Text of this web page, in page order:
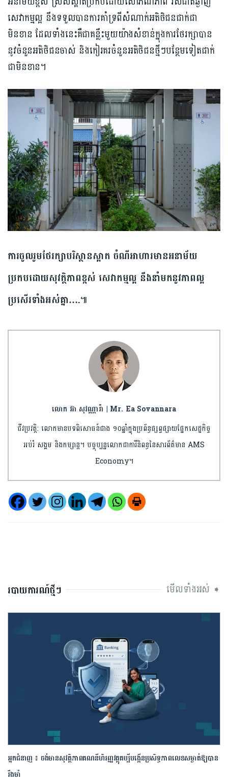
សេវាកម្មល្អ នឹងទទួលបានការគាំទ្រពីសំណាក់អតិថិជនជាក់ជា
មិនខាន ដែលទាំងនេះគឺជាគន្លឹះមួយយ៉ាងសំខាន់ក្នុងការថែរក្សាបាន
នូវចំនួនអតិថិជនចាស់ និងកៀរគរចំនួនអតិថិជនថ្មីៗបន្ថែមទៀតជាក់
ជាមិនខាន។
ការចូលរូមថែរក្សាបរិស្ថានស្អាត ចំណីអាហារមានអនាម័យ
ប្រកបដោយសុវត្ថិភាពខ្ពស់ សេវាកម្មល្អ នឹងនាំមកនូវភាពល្អ
ប្រសើរទាំងអស់គ្នា….៕
លោក អ៊ា សុវណ្ណារ៉ា | Mr. Ea Sovannara
ជីវប្រវត្តិ: លោកមានបទពិសោធន៍ជាង ១០ឆ្នាំក្នុងប្រព័ន្ធផ្សព្វផ្សាយផ្នែកសេដ្ឋកិច្ច
អប់រំ សង្គម និងកម្សាន្ត។ បច្ចុប្បន្នលោកជាការីនិពន្ធនៃសារព័ត៌មាន AMS
Economy។
របាយការណ៍ថ្មីៗ មើលទាំងអស់ ➧
អ្នកជំនាញ ៖ ចង់មានសុវត្ថិភាពគណនីហិរញ្ញវត្ថុគប្បីបង្កើនប្រសិទ្ធភាពលេខសម្ងាត់ឱ្យបាន
រឹងមាំ